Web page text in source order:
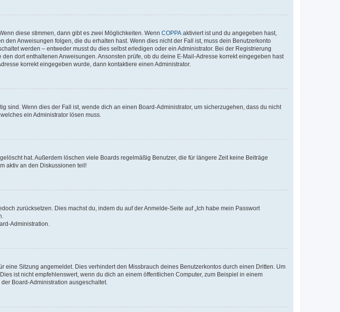
diese stimmen, dann gibt es zwei Möglichkeiten. Wenn COPPA aktiviert ist und du angegeben hast,
Anweisungen folgen, die du erhalten hast. Wenn dies nicht der Fall ist, muss dein Benutzerkonto
werden – entweder musst du dies selbst erledigen oder ein Administrator. Bei der Registrierung
dort enthaltenen Anweisungen. Ansonsten prüfe, ob du deine E-Mail-Adresse korrekt eingegeben hast
korrekt eingegeben wurde, dann kontaktiere einen Administrator.
sind. Wenn dies der Fall ist, wende dich an einen Board-Administrator, um sicherzugehen, dass du nicht
ein Administrator lösen muss.
hat. Außerdem löschen viele Boards regelmäßig Benutzer, die für längere Zeit keine Beiträge
aktiv an den Diskussionen teil!
zurücksetzen. Dies machst du, indem du auf der Anmelde-Seite auf „Ich habe mein Passwort
Administration.
eine Sitzung angemeldet. Dies verhindert den Missbrauch deines Benutzerkontos durch einen Dritten. Um
ist nicht empfehlenswert, wenn du dich an einem öffentlichen Computer, zum Beispiel in einem
Board-Administration ausgeschaltet.